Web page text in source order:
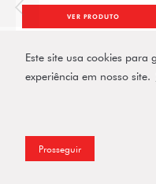
Este site usa cookies
experiência em nosso site.
Prosseguir
VER PRODUTO